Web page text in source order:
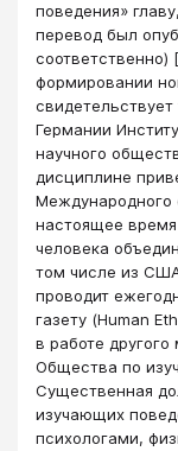
поведения»
перевод был
формировании
Германии
научного
дисциплине
Международного
настоящее
человека
том числе из
проводит
газету (Human
в работе
Общества по
Существенная
изучающих
психологами,